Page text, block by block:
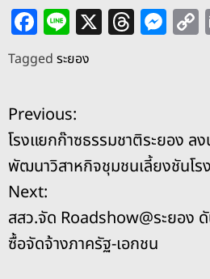
F
a
c
e
b
o
o
k
Li
n
e
X T
h
d
s
M
e
n
g
er k
Tagged ระยอง
แ
น
ะ
แ
Previous:
โรงแยกก๊าซธรรมชาติระยอง ล
พัฒนาวิสาหกิจชุมชนเลี้ยงชันโรง
Next:
สสว.จัด Roadshow@ระยอง
ซื้อจัดจ้างภาครัฐ-เอกชน